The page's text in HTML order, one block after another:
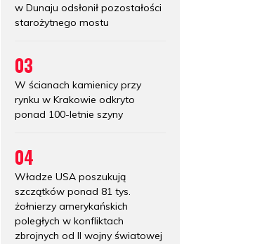
w Dunaju odsłonił pozostałości
starożytnego mostu
03
W ścianach kamienicy przy
rynku w Krakowie odkryto
ponad 100-letnie szyny
04
Władze USA poszukują
szczątków ponad 81 tys.
żołnierzy amerykańskich
poległych w konfliktach
zbrojnych od II wojny światowej